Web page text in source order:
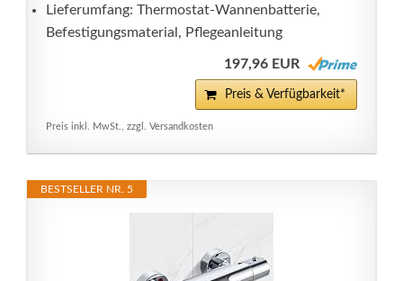
Lieferumfang: Thermostat-Wannenbatterie,
Befestigungsmaterial, Pflegeanleitung
197,96 EUR
Preis & Verfügbarkeit*
Preis inkl. MwSt., zzgl. Versandkosten
BESTSELLER NR. 5